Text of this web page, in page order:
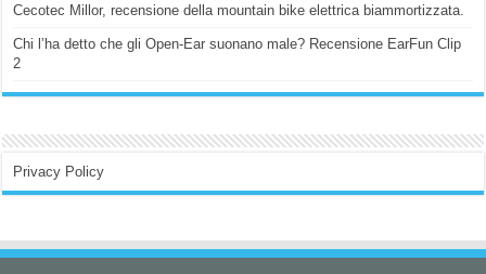
Cecotec Millor, recensione della mountain bike elettrica biammortizzata.
Chi l’ha detto che gli Open-Ear suonano male? Recensione EarFun Clip
2
Privacy Policy